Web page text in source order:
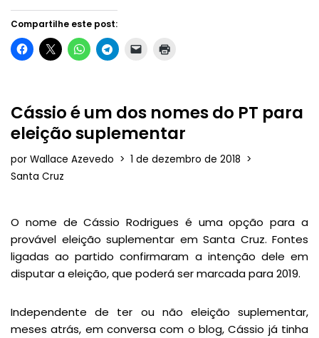
Compartilhe este post:
Cássio é um dos nomes do PT para
eleição suplementar
por Wallace Azevedo
1 de dezembro de 2018
Santa Cruz
O nome de Cássio Rodrigues é uma opção para a
provável eleição suplementar em Santa Cruz. Fontes
ligadas ao partido confirmaram a intenção dele em
disputar a eleição, que poderá ser marcada para 2019.
Independente de ter ou não eleição suplementar,
meses atrás, em conversa com o blog, Cássio já tinha